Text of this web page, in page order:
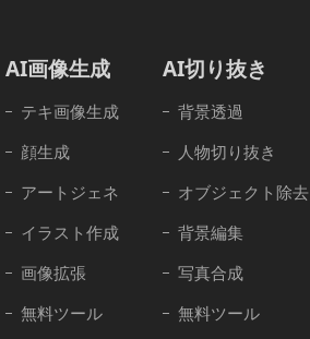
AI画像生成
テキ画像生成
顔生成
アートジェネ
イラスト作成
画像拡張
無料ツール
AI切り抜き
背景透過
人物切り抜き
オブジェクト除去
背景編集
写真合成
無料ツール